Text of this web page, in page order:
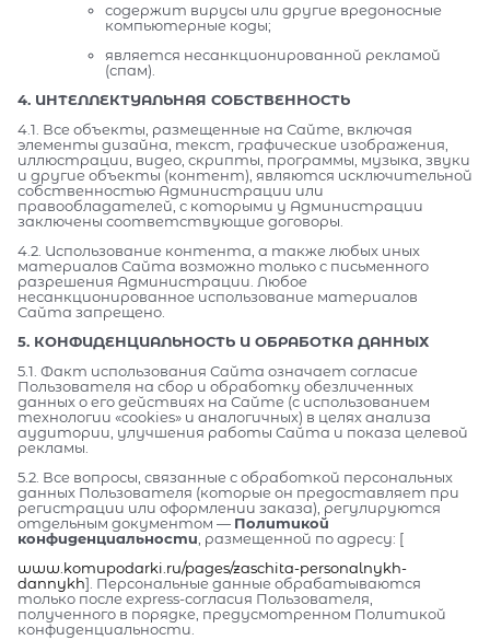
содержит вирусы или другие вредоносные
компьютерные коды;
является несанкционированной рекламой
(спам).
4. ИНТЕЛЛЕКТУАЛЬНАЯ СОБСТВЕННОСТЬ
4.1. Все объекты, размещенные на Сайте, включая
элементы дизайна, текст, графические изображения,
иллюстрации, видео, скрипты, программы, музыка, звуки
и другие объекты (контент), являются исключительной
собственностью Администрации или
правообладателей, с которыми у Администрации
заключены соответствующие договоры.
4.2. Использование контента, а также любых иных
материалов Сайта возможно только с письменного
разрешения Администрации. Любое
несанкционированное использование материалов
Сайта запрещено.
5. КОНФИДЕНЦИАЛЬНОСТЬ И ОБРАБОТКА ДАННЫХ
5.1. Факт использования Сайта означает согласие
Пользователя на сбор и обработку обезличенных
данных о его действиях на Сайте (с использованием
технологии «cookies» и аналогичных) в целях анализа
аудитории, улучшения работы Сайта и показа целевой
рекламы.
5.2. Все вопросы, связанные с обработкой персональных
данных Пользователя (которые он предоставляет при
регистрации или оформлении заказа), регулируются
отдельным документом — Политикой
конфиденциальности, размещенной по адресу: [
www.komupodarki.ru/pages/zaschita-personalnykh-
dannykh]. Персональные данные обрабатываются
только после express-согласия Пользователя,
полученного в порядке, предусмотренном Политикой
конфиденциальности.